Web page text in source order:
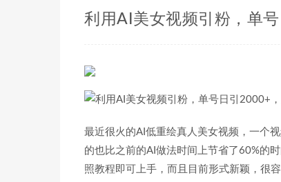
利用AI美女视频引粉，单
最近很火的AI低重绘真人美女视频，一个
的也比之前的AI做法时间上节省了60%的
照教程即可上手，而且目前形式新颖，很